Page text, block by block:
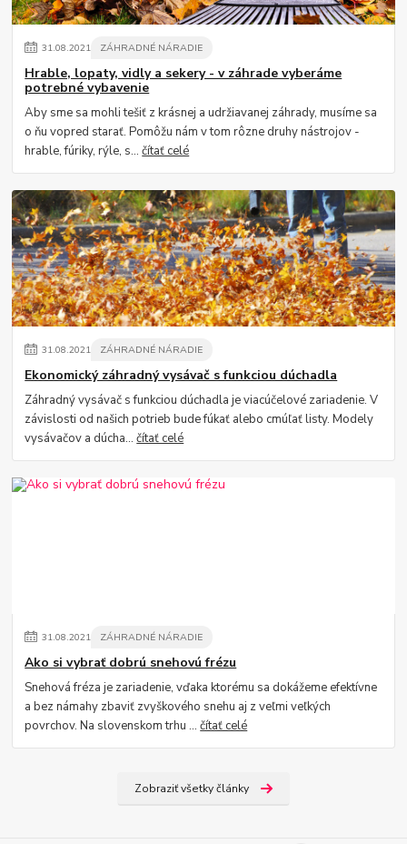
31.08.2021 ZÁHRADNÉ NÁRADIE
Hrable, lopaty, vidly a sekery - v záhrade vyberáme
potrebné vybavenie
Aby sme sa mohli tešiť z krásnej a udržiavanej záhrady, musíme sa
o ňu vopred starať. Pomôžu nám v tom rôzne druhy nástrojov -
hrable, fúriky, rýle, s...čítať celé
31.08.2021 ZÁHRADNÉ NÁRADIE
Ekonomický záhradný vysávač s funkciou dúchadla
Záhradný vysávač s funkciou dúchadla je viacúčelové zariadenie. V
závislosti od našich potrieb bude fúkať alebo cmúľať listy. Modely
vysávačov a dúcha...čítať celé
31.08.2021 ZÁHRADNÉ NÁRADIE
Ako si vybrať dobrú snehovú frézu
Snehová fréza je zariadenie, vďaka ktorému sa dokážeme efektívne
a bez námahy zbaviť zvyškového snehu aj z veľmi veľkých
povrchov. Na slovenskom trhu ...čítať celé
Zobraziť všetky články